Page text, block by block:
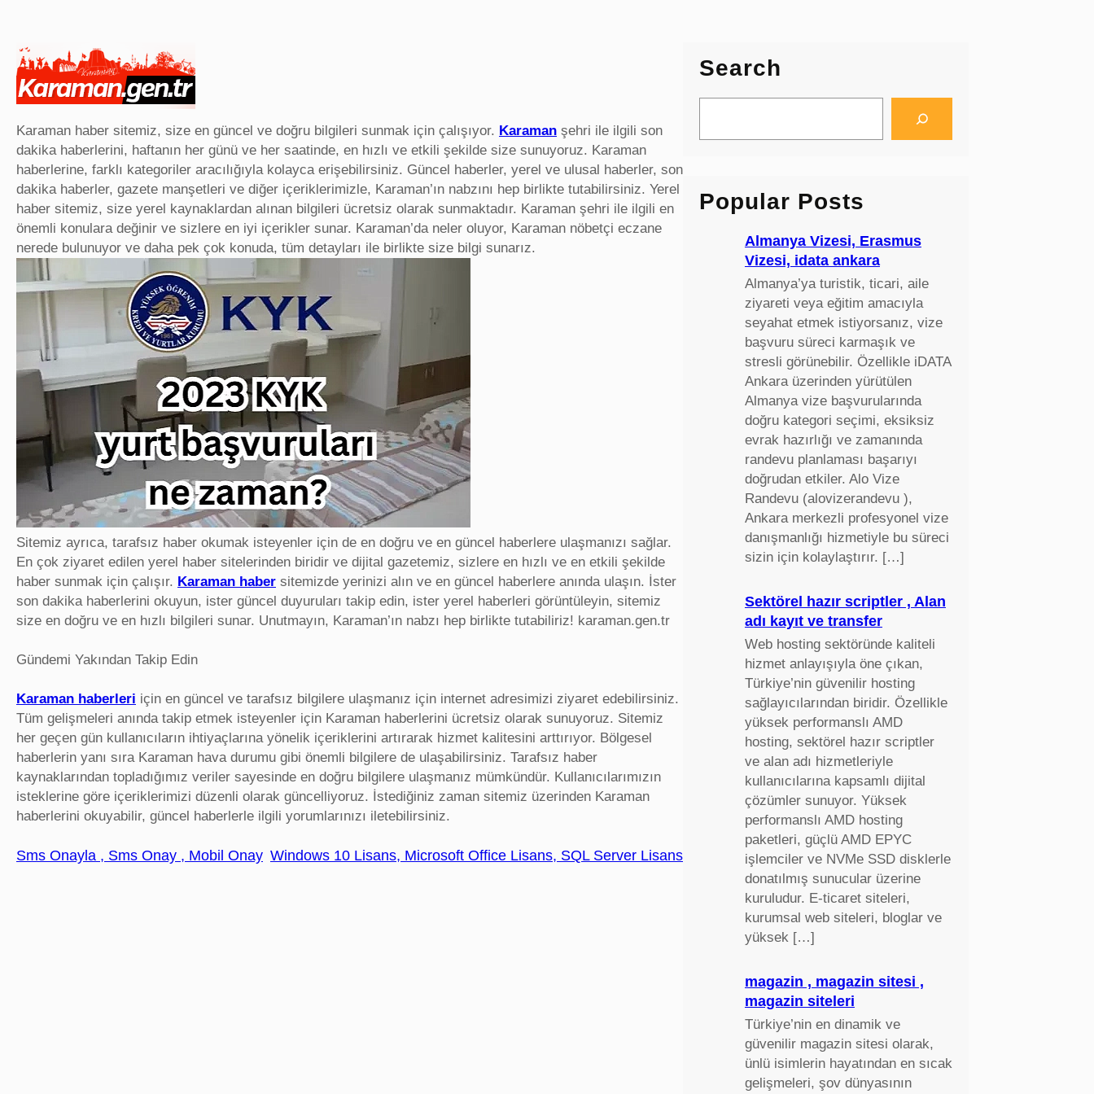
Karaman haber sitemiz, size en güncel ve doğru bilgileri sunmak için çalışıyor. Karaman şehri ile ilgili son
dakika haberlerini, haftanın her günü ve her saatinde, en hızlı ve etkili şekilde size sunuyoruz. Karaman
haberlerine, farklı kategoriler aracılığıyla kolayca erişebilirsiniz. Güncel haberler, yerel ve ulusal haberler, son
dakika haberler, gazete manşetleri ve diğer içeriklerimizle, Karaman’ın nabzını hep birlikte tutabilirsiniz. Yerel
haber sitemiz, size yerel kaynaklardan alınan bilgileri ücretsiz olarak sunmaktadır. Karaman şehri ile ilgili en
önemli konulara değinir ve sizlere en iyi içerikler sunar. Karaman’da neler oluyor, Karaman nöbetçi eczane
nerede bulunuyor ve daha pek çok konuda, tüm detayları ile birlikte size bilgi sunarız.
Sitemiz ayrıca, tarafsız haber okumak isteyenler için de en doğru ve en güncel haberlere ulaşmanızı sağlar.
En çok ziyaret edilen yerel haber sitelerinden biridir ve dijital gazetemiz, sizlere en hızlı ve en etkili şekilde
haber sunmak için çalışır. Karaman haber sitemizde yerinizi alın ve en güncel haberlere anında ulaşın. İster
son dakika haberlerini okuyun, ister güncel duyuruları takip edin, ister yerel haberleri görüntüleyin, sitemiz
size en doğru ve en hızlı bilgileri sunar. Unutmayın, Karaman’ın nabzı hep birlikte tutabiliriz! karaman.gen.tr
Gündemi Yakından Takip Edin
Karaman haberleri için en güncel ve tarafsız bilgilere ulaşmanız için internet adresimizi ziyaret edebilirsiniz.
Tüm gelişmeleri anında takip etmek isteyenler için Karaman haberlerini ücretsiz olarak sunuyoruz. Sitemiz
her geçen gün kullanıcıların ihtiyaçlarına yönelik içeriklerini artırarak hizmet kalitesini arttırıyor. Bölgesel
haberlerin yanı sıra Karaman hava durumu gibi önemli bilgilere de ulaşabilirsiniz. Tarafsız haber
kaynaklarından topladığımız veriler sayesinde en doğru bilgilere ulaşmanız mümkündür. Kullanıcılarımızın
isteklerine göre içeriklerimizi düzenli olarak güncelliyoruz. İstediğiniz zaman sitemiz üzerinden Karaman
haberlerini okuyabilir, güncel haberlerle ilgili yorumlarınızı iletebilirsiniz.
Sms Onayla , Sms Onay , Mobil Onay Windows 10 Lisans, Microsoft Office Lisans, SQL Server Lisans
Search
a
h
Popular Posts
Almanya Vizesi, Erasmus
Vizesi, idata ankara
Almanya’ya turistik, ticari, aile
ziyareti veya eğitim amacıyla
seyahat etmek istiyorsanız, vize
başvuru süreci karmaşık ve
stresli görünebilir. Özellikle iDATA
Ankara üzerinden yürütülen
Almanya vize başvurularında
doğru kategori seçimi, eksiksiz
evrak hazırlığı ve zamanında
randevu planlaması başarıyı
doğrudan etkiler. Alo Vize
Randevu (alovizerandevu ),
Ankara merkezli profesyonel vize
danışmanlığı hizmetiyle bu süreci
sizin için kolaylaştırır. […]
Sektörel hazır scriptler , Alan
adı kayıt ve transfer
Web hosting sektöründe kaliteli
hizmet anlayışıyla öne çıkan,
Türkiye’nin güvenilir hosting
sağlayıcılarından biridir. Özellikle
yüksek performanslı AMD
hosting, sektörel hazır scriptler
ve alan adı hizmetleriyle
kullanıcılarına kapsamlı dijital
çözümler sunuyor. Yüksek
performanslı AMD hosting
paketleri, güçlü AMD EPYC
işlemciler ve NVMe SSD disklerle
donatılmış sunucular üzerine
kuruludur. E-ticaret siteleri,
kurumsal web siteleri, bloglar ve
yüksek […]
magazin , magazin sitesi ,
magazin siteleri
Türkiye’nin en dinamik ve
güvenilir magazin sitesi olarak,
ünlü isimlerin hayatından en sıcak
gelişmeleri, şov dünyasının